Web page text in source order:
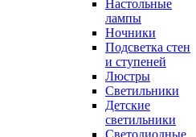
Настольные
лампы
Ночники
Подсветка стен
и ступеней
Люстры
Светильники
Детские
светильники
Светодиодные